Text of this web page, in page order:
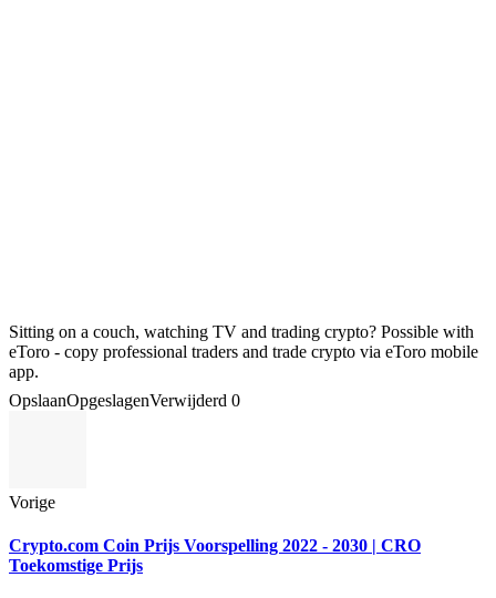
Sitting on a couch, watching TV and trading crypto? Possible with
eToro - copy professional traders and trade crypto via eToro mobile
app.
OpslaanOpgeslagenVerwijderd 0
Vorige
Crypto.com Coin Prijs Voorspelling 2022 - 2030 | CRO
Toekomstige Prijs